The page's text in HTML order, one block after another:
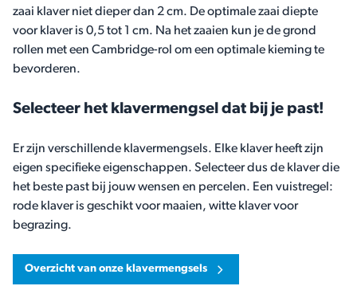
zaai klaver niet dieper dan 2 cm. De optimale zaai diepte
voor klaver is 0,5 tot 1 cm. Na het zaaien kun je de grond
rollen met een Cambridge-rol om een optimale kieming te
bevorderen.
Selecteer het klavermengsel dat bij je past!
Er zijn verschillende klavermengsels. Elke klaver heeft zijn
eigen specifieke eigenschappen. Selecteer dus de klaver die
het beste past bij jouw wensen en percelen. Een vuistregel:
rode klaver is geschikt voor maaien, witte klaver voor
begrazing.
Overzicht van onze klavermengsels